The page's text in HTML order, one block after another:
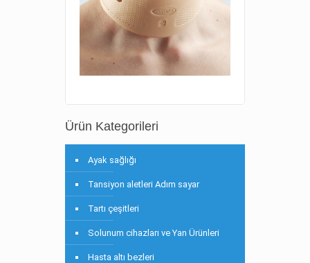
Ürün Kategorileri
Ayak sağlığı
Tansiyon aletleri Adım sayar
Tartı çeşitleri
Solunum cihazları ve Yan Ürünleri
Hasta altı bezleri